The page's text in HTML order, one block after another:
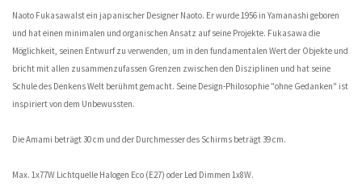
Naoto FukasawaIst ein japanischer Designer Naoto. Er wurde 1956 in Yamanashi geboren
und hat einen minimalen und organischen Ansatz auf seine Projekte. Fukasawa die
Möglichkeit, seinen Entwurf zu verwenden, um in den fundamentalen Wert der Objekte und
bricht mit allen zusammenzufassen Grenzen zwischen den Disziplinen und hat seine
Schule des Denkens Welt berühmt gemacht. Seine Design-Philosophie "ohne Gedanken" ist
inspiriert von dem Unbewussten.
Die Amami beträgt 30 cm und der Durchmesser des Schirms beträgt 39 cm.
Max. 1x77W Lichtquelle Halogen Eco (E27) oder Led Dimmen 1x8W.